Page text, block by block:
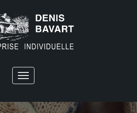
Toggle
navigation